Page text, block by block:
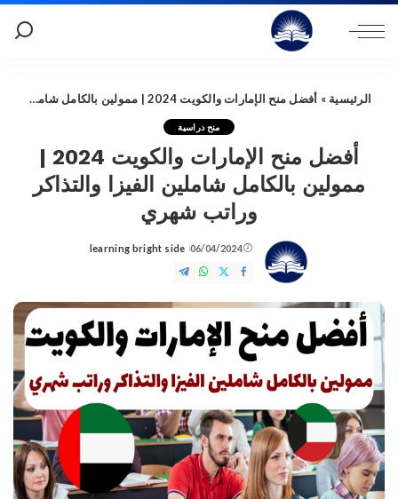
الرئيسية » أفضل منح الإمارات والكويت 2024 | ممولين بالكامل شاملين الفيزا والتذاكر وراتب شهري
منح دراسية
أفضل منح الإمارات والكويت 2024 |
ممولين بالكامل شاملين الفيزا والتذاكر
وراتب شهري
06/04/2024
Posted
by
learning bright side